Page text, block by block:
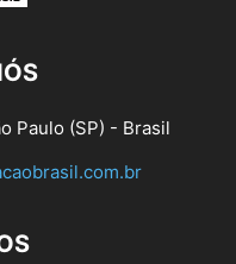
Paulo (SP) - Brasil